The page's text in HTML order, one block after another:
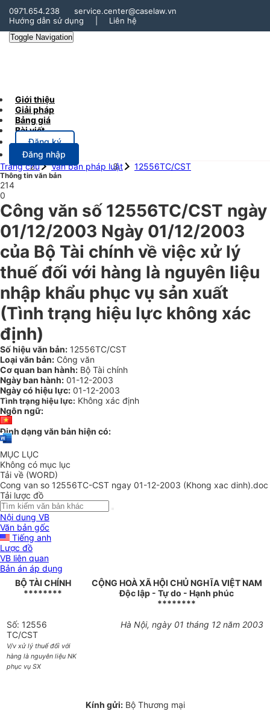
0971.654.238
service.center@caselaw.vn
Hướng dẫn sử dụng
Liên hệ
Toggle Navigation
Giới thiệu
Giải pháp
Bảng giá
Bài viết
Đăng ký
Đăng nhập
Trang chủ
Văn bản pháp luật 12556TC/CST
Thông tin văn bản
214
0
Công văn số 12556TC/CST ngày
01/12/2003 Ngày 01/12/2003
của Bộ Tài chính về việc xử lý
thuế đối với hàng là nguyên liệu
nhập khẩu phục vụ sản xuất
(Tình trạng hiệu lực không xác
định)
Số hiệu văn bản: 12556TC/CST
Loại văn bản: Công văn
Cơ quan ban hành: Bộ Tài chính
Ngày ban hành: 01-12-2003
Ngày có hiệu lực: 01-12-2003
Tình trạng hiệu lực: Không xác định
Ngôn ngữ:
Định dạng văn bản hiện có:
MỤC LỤC
Không có mục lục
Tải về (WORD)
Cong van so 12556TC-CST ngay 01-12-2003 (Khong xac dinh).doc
Tải lược đồ
Nội dung VB
Văn bản gốc
Tiếng anh
Lược đồ
VB liên quan
Bản án áp dụng
BỘ TÀI CHÍNH
********
CỘNG HOÀ XÃ HỘI CHỦ NGHĨA VIỆT NAM
Độc lập - Tự do - Hạnh phúc
********
Số: 12556
TC/CST
V/v xử lý thuế đối với
hàng là nguyên liệu NK
phục vụ SX
Hà Nội, ngày 01 tháng 12 năm 2003
Kính gửi:Bộ Thương mại